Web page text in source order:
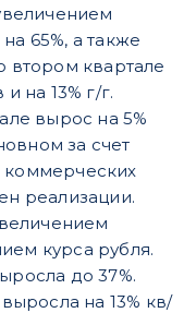
65%, а также
втором квартале
на 13% г/г.
вырос на 5%
за счет
коммерческих
реализации.
курса рубля.
до 37%.
на 13% кв/